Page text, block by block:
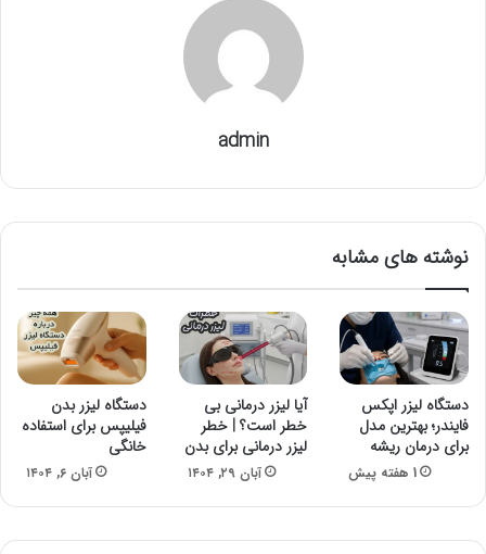
admin
نوشته های مشابه
دستگاه لیزر اپکس
فایندر؛ بهترین مدل
برای درمان ریشه
1 هفته پیش
آیا لیزر درمانی بی
خطر است؟ | خطر
لیزر درمانی برای بدن
آبان ۲۹, ۱۴۰۴
دستگاه لیزر بدن
فیلیپس برای استفاده
خانگی
آبان ۶, ۱۴۰۴